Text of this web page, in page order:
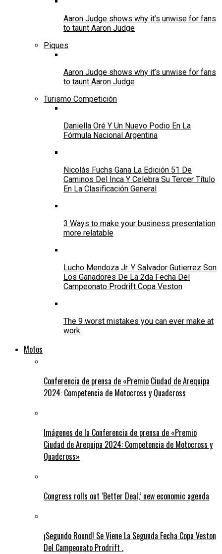
Aaron Judge shows why it’s unwise for fans
to taunt Aaron Judge
Piques
Aaron Judge shows why it’s unwise for fans
to taunt Aaron Judge
Turismo Competición
Daniella Oré Y Un Nuevo Podio En La
Fórmula Nacional Argentina
Nicolás Fuchs Gana La Edición 51 De
Caminos Del Inca Y Celebra Su Tercer Título
En La Clasificación General
3 Ways to make your business presentation
more relatable
Lucho Mendoza Jr. Y Salvador Gutierrez Son
Los Ganadores De La 2da Fecha Del
Campeonato Prodrift Copa Veston
The 9 worst mistakes you can ever make at
work
Motos
Conferencia de prensa de «Premio Ciudad de Arequipa
2024: Competencia de Motocross y Quadcross
Imágenes de la Conferencia de prensa de «Premio
Ciudad de Arequipa 2024: Competencia de Motocross y
Quadcross»
Congress rolls out ‘Better Deal,’ new economic agenda
¡Segundo Round! Se Viene La Segunda Fecha Copa Veston
Del Campeonato Prodrift .